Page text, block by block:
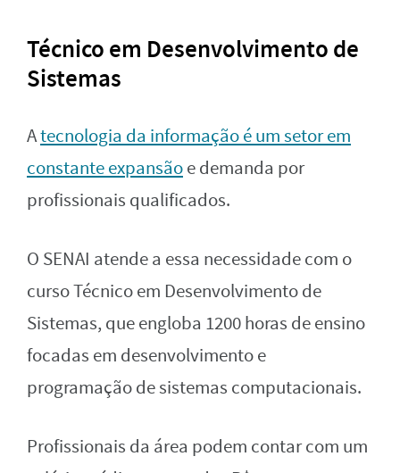
Técnico em Desenvolvimento de
Sistemas
Atecnologia da informação é um setor em
constante expansãoe demanda por
profissionais qualificados.
O SENAI atende a essa necessidade com o
curso Técnico em Desenvolvimento de
Sistemas, que engloba 1200 horas de ensino
focadas em desenvolvimento e
programação de sistemas computacionais.
Profissionais da área podem contar com um